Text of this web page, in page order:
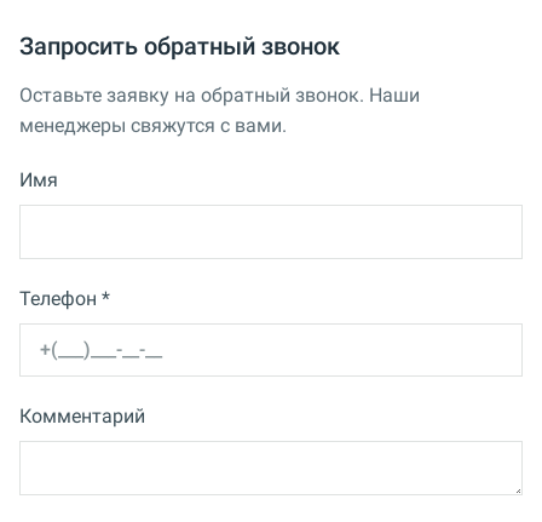
Запросить обратный звонок
Оставьте заявку на обратный звонок. Наши
менеджеры свяжутся с вами.
Имя
Телефон *
Комментарий